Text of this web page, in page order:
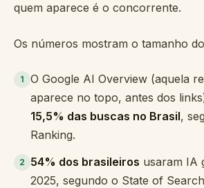
quem aparece é o concorrente.
Os números mostram o tamanho
1
O Google AI Overview (aquela
aparece no topo, antes dos
15,5% das buscas no Brasil,
Ranking.
2 54% dos brasileiros usaram IA
2025, segundo o State of